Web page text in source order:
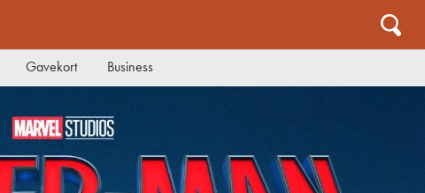
Gavekort Business